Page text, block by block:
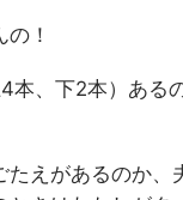
！
本、下2本）ある
たえがあるのか、